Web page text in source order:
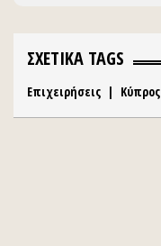
ΣΧΕΤΙΚΑ TAGS
Επιχειρήσεις | Κύπρος